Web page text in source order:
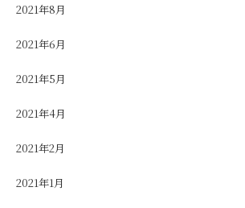
2021年8月
2021年6月
2021年5月
2021年4月
2021年2月
2021年1月